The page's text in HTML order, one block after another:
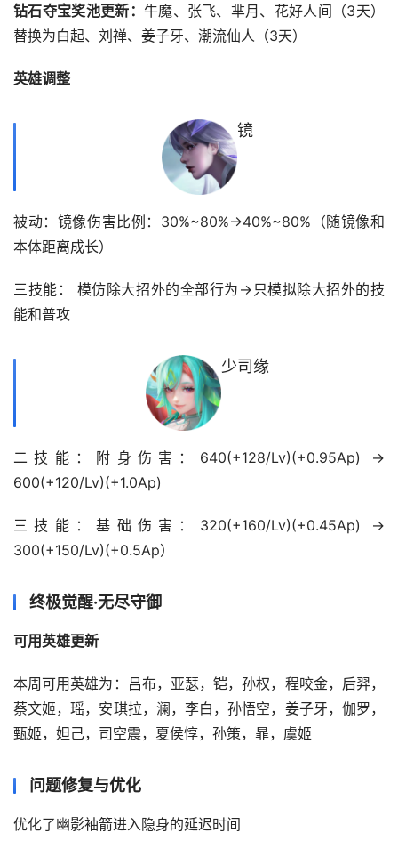
钻石夺宝奖池更新： 牛魔、张飞、芈月、花好人间（3天）
替换为白起、刘禅、姜子牙、潮流仙人（3天）
英雄调整
镜
被动：镜像伤害比例：30%~80%→40%~80%（随镜像和
本体距离成长）
三技能： 模仿除大招外的全部行为→只模拟除大招外的技
能和普攻
少司缘
二技能：附身伤害：640(+128/Lv)(+0.95Ap) →
600(+120/Lv)(+1.0Ap)
三技能：基础伤害：320(+160/Lv)(+0.45Ap) →
300(+150/Lv)(+0.5Ap）
终极觉醒·无尽守御
可用英雄更新
本周可用英雄为：吕布，亚瑟，铠，孙权，程咬金，后羿，
蔡文姬，瑶，安琪拉，澜，李白，孙悟空，姜子牙，伽罗，
甄姬，妲己，司空震，夏侯惇，孙策，暃，虞姬
问题修复与优化
优化了幽影袖箭进入隐身的延迟时间